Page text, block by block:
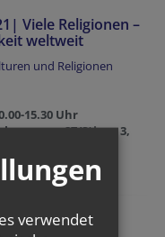
Viele Religionen –
weltweit
und Religionen
15.30 Uhr
27/Stiege 3,
Mut zu
verwendet